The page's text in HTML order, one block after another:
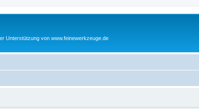
Unterstützung von www.feinewerkzeuge.de